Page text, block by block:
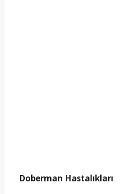
Doberman Hastalıkları